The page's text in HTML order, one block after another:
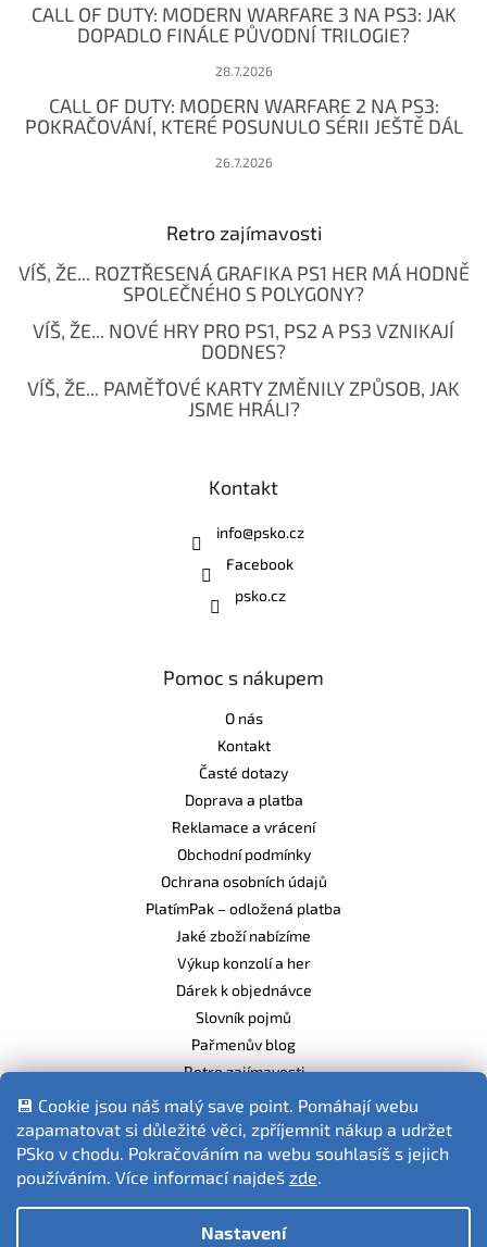
💾 Cookie jsou náš malý save point. Pomáhají webu
zapamatovat si důležité věci, zpříjemnit nákup a udržet
PSko v chodu. Pokračováním na webu souhlasíš s jejich
používáním. Více informací najdeš zde.
Nastavení
CALL OF DUTY: MODERN WARFARE 3 NA PS3: JAK
DOPADLO FINÁLE PŮVODNÍ TRILOGIE?
28.7.2026
CALL OF DUTY: MODERN WARFARE 2 NA PS3:
POKRAČOVÁNÍ, KTERÉ POSUNULO SÉRII JEŠTĚ DÁL
26.7.2026
Retro zajímavosti
VÍŠ, ŽE... ROZTŘESENÁ GRAFIKA PS1 HER MÁ HODNĚ
SPOLEČNÉHO S POLYGONY?
VÍŠ, ŽE... NOVÉ HRY PRO PS1, PS2 A PS3 VZNIKAJÍ
DODNES?
VÍŠ, ŽE... PAMĚŤOVÉ KARTY ZMĚNILY ZPŮSOB, JAK
JSME HRÁLI?
Kontakt
info@psko.cz
Facebook
psko.cz
Pomoc s nákupem
O nás
Kontakt
Časté dotazy
Doprava a platba
Reklamace a vrácení
Obchodní podmínky
Ochrana osobních údajů
PlatímPak – odložená platba
Jaké zboží nabízíme
Výkup konzolí a her
Dárek k objednávce
Slovník pojmů
Pařmenův blog
Retro zajímavosti
Balíme ekologicky
Fotografie produktů jsou ilustrativní.